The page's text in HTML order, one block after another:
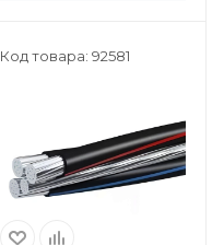
Код товара: 92581